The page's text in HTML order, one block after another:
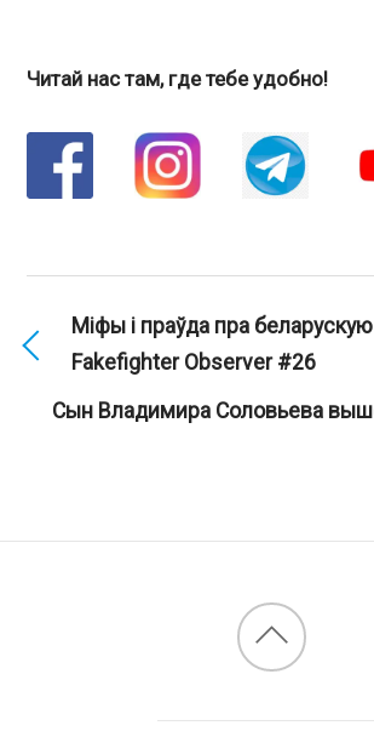
Читай нас там, где тебе удобно!
Мiфы i праўда пра
Fakefighter Observer #26
Сын Владимира Соловьева